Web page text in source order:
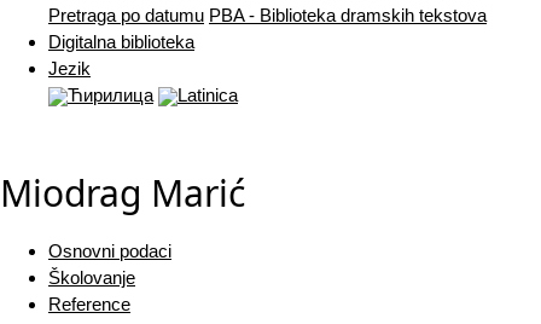
Pretraga po datumu PBA - Biblioteka dramskih tekstova
Digitalna biblioteka
Jezik
Ћирилица
Latinica
Miodrag Marić
Osnovni podaci
Školovanje
Reference